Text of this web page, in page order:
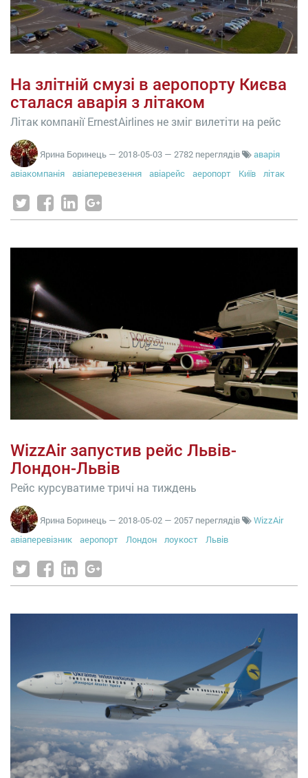
На злітній смузі в аеропорту Києва
сталася аварія з літаком
Літак компанії ErnestAirlines не зміг вилетіти на рейс
Ярина Боринець — 2018-05-03 — 2782 переглядів
аварія
авіакомпанія
авіаперевезення авіарейс аеропорт Київ літак
WizzAir запустив рейс Львів-
Лондон-Львів
Рейс курсуватиме тричі на тиждень
Ярина Боринець — 2018-05-02 — 2057 переглядів
WizzAir
авіаперевізник
аеропорт Лондон лоукост Львів